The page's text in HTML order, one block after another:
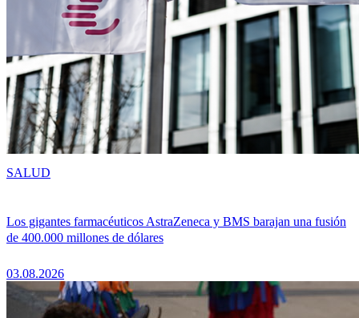
Los gigantes farmacéuticos AstraZeneca y BMS barajan una fusión
de 400.000 millones de dólares
03.08.2026
SALUD